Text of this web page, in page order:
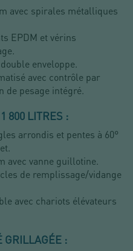
avec spirales métalliques
EPDM et vérins
enveloppe.
avec contrôle par
de pesage intégré.
800 LITRES :
arrondis et pentes à 60°
avec vanne guillotine.
de remplissage/vidange
avec chariots élévateurs
GRILLAGÉE :